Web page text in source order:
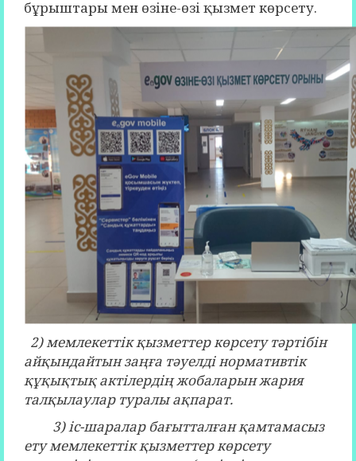
бұрыштары мен өзіне-өзі қызмет көрсету.
2)мемлекеттік қызметтер көрсету тәртібін
айқындайтын заңға тәуелді нормативтік
құқықтық актілердің жобаларын жария
талқылаулар туралы ақпарат.
3) іс-шаралар бағытталған қамтамасыз
ету мемлекеттік қызметтер көрсету